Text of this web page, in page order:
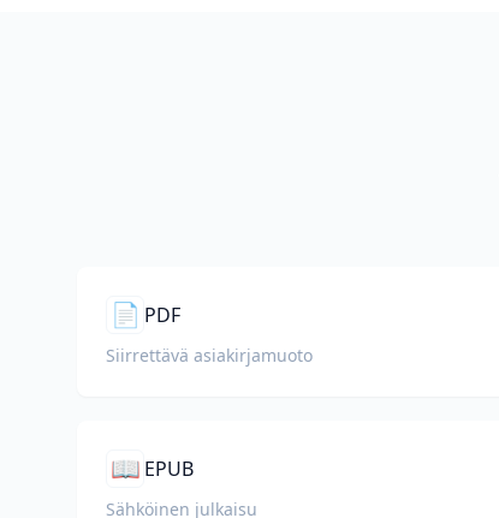
📄 PDF
Siirrettävä asiakirjamuoto
📖 EPUB
Sähköinen julkaisu